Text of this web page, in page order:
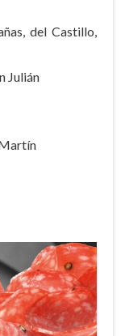
del Castillo,
Julián